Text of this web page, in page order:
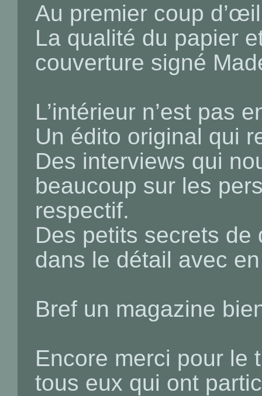
Au premier coup
La qualité du papier
couverture signé
L’intérieur n’est pas
Un édito original qui
Des interviews qui
beaucoup sur les
respectif.
Des petits secrets
dans le détail avec
Bref un magazine
Encore merci pour le
tous eux qui ont